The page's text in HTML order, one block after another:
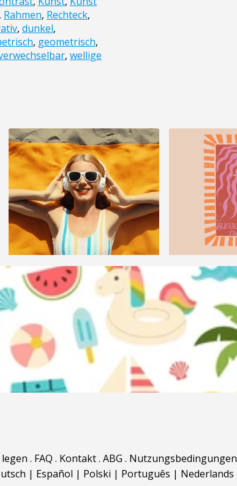
, Rahmen, Rechteck,
, dunkel,
, geometrisch,
, wellige
. FAQ . Kontakt. ABG . Nutzungsbedingungen
| Español | Polski | Português | Nederlands